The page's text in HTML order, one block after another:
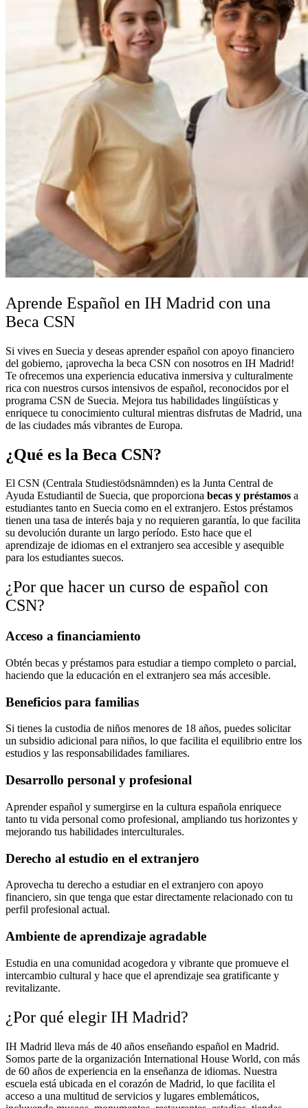
Aprende Español en IH Madrid con una
Beca CSN
Si vives en Suecia y deseas aprender español con apoyo financiero
del gobierno, ¡aprovecha la beca CSN con nosotros en IH Madrid!
Te ofrecemos una experiencia educativa inmersiva y culturalmente
rica con nuestros cursos intensivos de español, reconocidos por el
programa CSN de Suecia. Mejora tus habilidades lingüísticas y
enriquece tu conocimiento cultural mientras disfrutas de Madrid, una
de las ciudades más vibrantes de Europa.
¿Qué es la Beca CSN?
El CSN (Centrala Studiestödsnämnden) es la Junta Central de
Ayuda Estudiantil de Suecia, que proporciona becas y préstamos a
estudiantes tanto en Suecia como en el extranjero. Estos préstamos
tienen una tasa de interés baja y no requieren garantía, lo que facilita
su devolución durante un largo período. Esto hace que el
aprendizaje de idiomas en el extranjero sea accesible y asequible
para los estudiantes suecos.
¿Por que hacer un curso de español con
CSN?
Acceso a financiamiento
Obtén becas y préstamos para estudiar a tiempo completo o parcial,
haciendo que la educación en el extranjero sea más accesible.
Beneficios para familias
Si tienes la custodia de niños menores de 18 años, puedes solicitar
un subsidio adicional para niños, lo que facilita el equilibrio entre los
estudios y las responsabilidades familiares.
Desarrollo personal y profesional
Aprender español y sumergirse en la cultura española enriquece
tanto tu vida personal como profesional, ampliando tus horizontes y
mejorando tus habilidades interculturales.
Derecho al estudio en el extranjero
Aprovecha tu derecho a estudiar en el extranjero con apoyo
financiero, sin que tenga que estar directamente relacionado con tu
perfil profesional actual.
Ambiente de aprendizaje agradable
Estudia en una comunidad acogedora y vibrante que promueve el
intercambio cultural y hace que el aprendizaje sea gratificante y
revitalizante.
¿Por qué elegir IH Madrid?
IH Madrid lleva más de 40 años enseñando español en Madrid.
Somos parte de la organización International House World, con más
de 60 años de experiencia en la enseñanza de idiomas. Nuestra
escuela está ubicada en el corazón de Madrid, lo que facilita el
acceso a una multitud de servicios y lugares emblemáticos,